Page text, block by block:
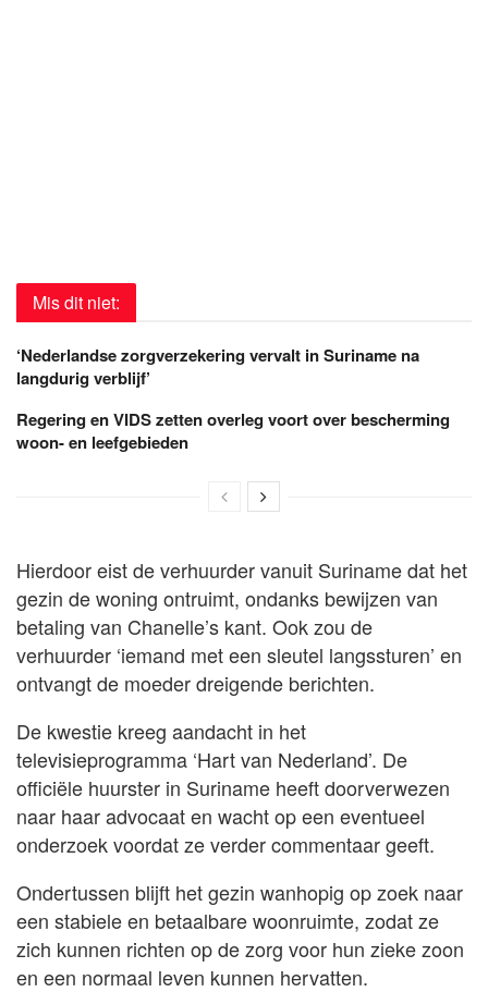
Mis dit niet:
‘Nederlandse zorgverzekering vervalt in Suriname na
langdurig verblijf’
Regering en VIDS zetten overleg voort over bescherming
woon- en leefgebieden
Hierdoor eist de verhuurder vanuit Suriname dat het
gezin de woning ontruimt, ondanks bewijzen van
betaling van Chanelle’s kant. Ook zou de
verhuurder ‘iemand met een sleutel langssturen’ en
ontvangt de moeder dreigende berichten.
De kwestie kreeg aandacht in het
televisieprogramma ‘Hart van Nederland’. De
officiële huurster in Suriname heeft doorverwezen
naar haar advocaat en wacht op een eventueel
onderzoek voordat ze verder commentaar geeft.
Ondertussen blijft het gezin wanhopig op zoek naar
een stabiele en betaalbare woonruimte, zodat ze
zich kunnen richten op de zorg voor hun zieke zoon
en een normaal leven kunnen hervatten.